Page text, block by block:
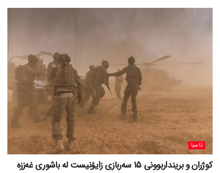
ئاسیا
کوژران و برینداربوونی 15 سەربازی زایۆنیست لە باشوری غەززە